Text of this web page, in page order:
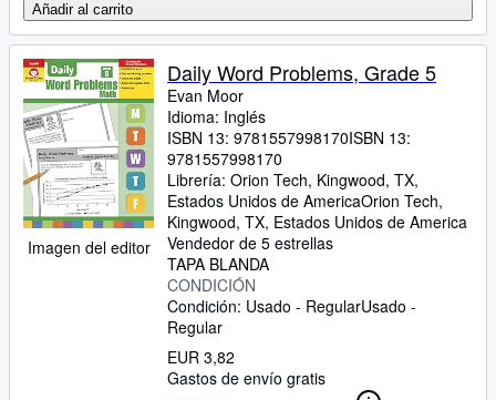
Añadir al carrito
Imagen del editor
Daily Word Problems, Grade 5
Evan Moor
Idioma: Inglés
ISBN 13: 9781557998170ISBN 13:
9781557998170
Librería: Orion Tech, Kingwood, TX,
Estados Unidos de AmericaOrion Tech,
Kingwood, TX, Estados Unidos de America
Vendedor de 5 estrellas
TAPA BLANDA
CONDICIÓN
Condición: Usado - RegularUsado -
Regular
EUR 3,82
Gastos de envío gratis